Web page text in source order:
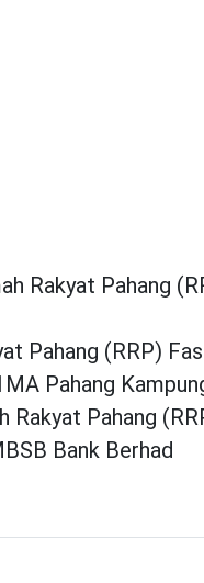
Rakyat Pahang
Pahang (RRP)
Pahang
Rakyat Pahang
Bank Berhad